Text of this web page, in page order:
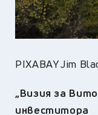
PIXABAY Jim
„Визия за
инвеститора